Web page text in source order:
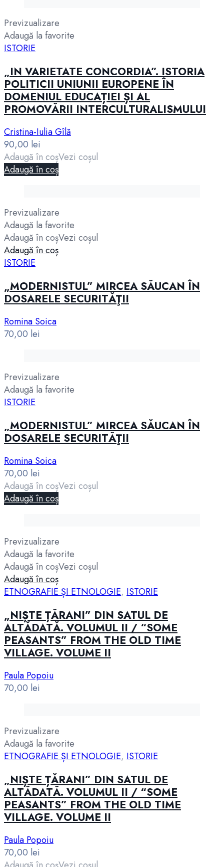
Previzualizare
Adaugă la favorite
ISTORIE
„IN VARIETATE CONCORDIA”. ISTORIA
POLITICII UNIUNII EUROPENE ÎN
DOMENIUL EDUCAȚIEI ȘI AL
PROMOVĂRII INTERCULTURALISMULUI
Cristina-Iulia Gîlă
90,00 lei
Adaugă în coșVezi coșul
Adaugă în coș
Previzualizare
Adaugă la favorite
Adaugă în coșVezi coșul
Adaugă în coș
ISTORIE
„MODERNISTUL” MIRCEA SĂUCAN ÎN
DOSARELE SECURITĂŢII
Romina Soica
70,00 lei
Previzualizare
Adaugă la favorite
ISTORIE
„MODERNISTUL” MIRCEA SĂUCAN ÎN
DOSARELE SECURITĂŢII
Romina Soica
70,00 lei
Adaugă în coșVezi coșul
Adaugă în coș
Previzualizare
Adaugă la favorite
Adaugă în coșVezi coșul
Adaugă în coș
ETNOGRAFIE ȘI ETNOLOGIE, ISTORIE
„NIȘTE ȚĂRANI” DIN SATUL DE
ALTĂDATĂ. VOLUMUL II / “SOME
PEASANTS” FROM THE OLD TIME
VILLAGE. VOLUME II
Paula Popoiu
70,00 lei
Previzualizare
Adaugă la favorite
ETNOGRAFIE ȘI ETNOLOGIE, ISTORIE
„NIȘTE ȚĂRANI” DIN SATUL DE
ALTĂDATĂ. VOLUMUL II / “SOME
PEASANTS” FROM THE OLD TIME
VILLAGE. VOLUME II
Paula Popoiu
70,00 lei